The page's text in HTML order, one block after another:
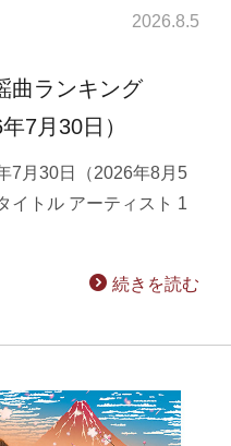
2026.8.5
曲ランキング
7月30日）
7月30日（2026年8月5
イトル アーティスト 1
続きを読む